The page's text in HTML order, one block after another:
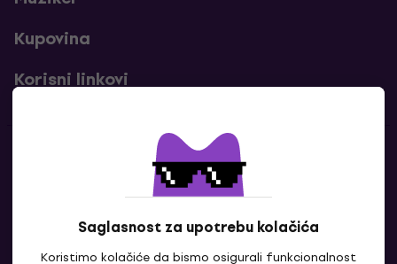
Saglasnost za upotrebu kolačića
Koristimo kolačiće da bismo osigurali funkcionalnost
Kupovina
Korisni linkovi
Kontakti
Kontaktiraj nas